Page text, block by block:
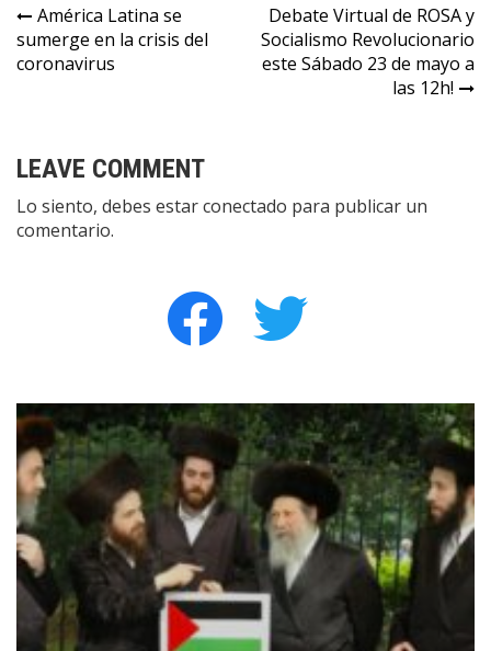
Navegación
de
América Latina se
sumerge en la crisis del
coronavirus
Debate Virtual de ROSA y
Socialismo Revolucionario
este Sábado 23 de mayo a
las 12h!
LEAVE COMMENT
Lo siento, debes estarconectado para publicar un
comentario.
facebook twitter